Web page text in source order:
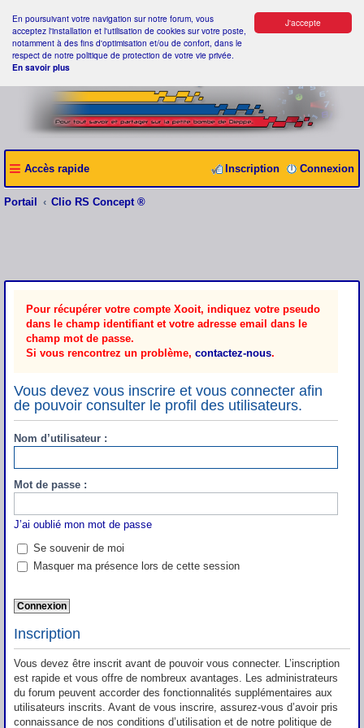
J'accepte
En poursuivant votre navigation sur notre forum, vous
acceptez l'installation et l'utilisation de cookies sur votre poste,
notamment à des fins d'optimisation et/ou de confort, dans le
respect de notre politique de protection de votre vie privée.
En savoir plus
Accès rapide Connexion
Inscription
Portail Clio RS Concept ®
Pour récupérer votre compte Xooit, indiquez votre pseudo
dans le champ identifiant et votre adresse email dans le
champ mot de passe.
Si vous rencontrez un problème, contactez-nous.
Vous devez vous inscrire et vous connecter afin
de pouvoir consulter le profil des utilisateurs.
Nom d’utilisateur :
Mot de passe :
J’ai oublié mon mot de passe
Se souvenir de moi
Masquer ma présence lors de cette session
Inscription
Vous devez être inscrit avant de pouvoir vous connecter. L’inscription
est rapide et vous offre de nombreux avantages. Les administrateurs
du forum peuvent accorder des fonctionnalités supplémentaires aux
utilisateurs inscrits. Avant de vous inscrire, assurez-vous d’avoir pris
connaissance de nos conditions d’utilisation et de notre politique de